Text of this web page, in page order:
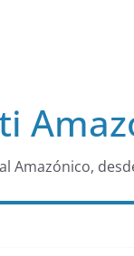
Amazónico,